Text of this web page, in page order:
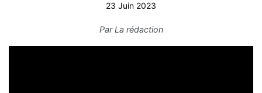
23 Juin 2023
ParLa rédaction